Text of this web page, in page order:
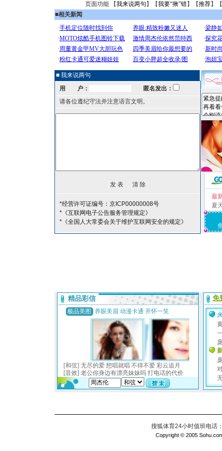
页面功能 【我来说两句 】【我要“揪”错】【推荐】
■相关新闻
■ 我来说两句
用 户：
匿名发出：
请各位遵纪守法并注意语言文明。
*经营许可证编号：京ICP00000008号
*《互联网电子公告服务管理规定》
*《全国人大常委会关于维护互联网安全的规定》
最
夏
搜狐体育24小时值班电话
Copyright © 2005